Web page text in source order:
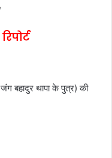
बहादुर थापा के पुत्र) की